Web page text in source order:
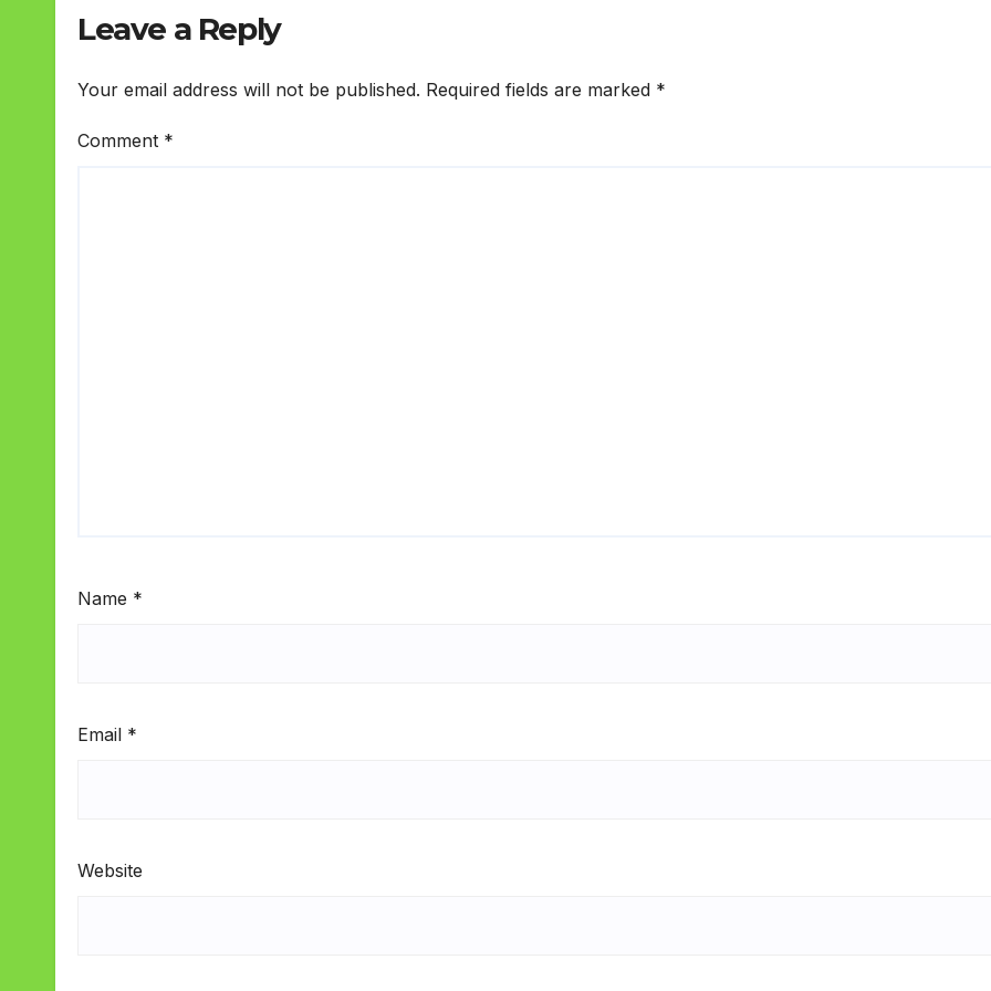
Leave a Reply
Your email address will not be published. Required fields are marked *
Comment *
Name *
Email *
Website